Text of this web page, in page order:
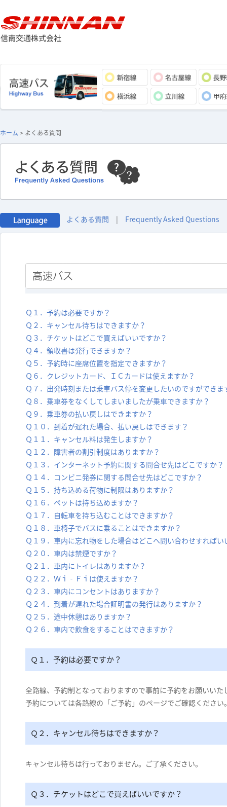
ホーム > よくある質問
よくある質問 | Frequently Asked Questions
Ｑ１．予約は必要ですか？
Ｑ２．キャンセル待ちはできますか？
Ｑ３．チケットはどこで買えばいいですか？
Ｑ４．領収書は発行できますか？
Ｑ５．予約時に座席位置を指定できますか？
Ｑ６．クレジットカード、ＩＣカードは使えますか？
Ｑ７．出発時刻または乗車バス停を変更したいのですができま
Ｑ８．乗車券をなくしてしまいましたが乗車できますか？
Ｑ９．乗車券の払い戻しはできますか？
Ｑ１０．到着が遅れた場合、払い戻しはできます？
Ｑ１１．キャンセル料は発生しますか？
Ｑ１２．障害者の割引制度はありますか？
Ｑ１３．インターネット予約に関する問合せ先はどこですか？
Ｑ１４．コンビニ発券に関する問合せ先はどこですか？
Ｑ１５．持ち込める荷物に制限はありますか？
Ｑ１６．ペットは持ち込めますか？
Ｑ１７．自転車を持ち込むことはできますか？
Ｑ１８．車椅子でバスに乗ることはできますか？
Ｑ１９．車内に忘れ物をした場合はどこへ問い合わせすればい
Ｑ２０．車内は禁煙ですか？
Ｑ２１．車内にトイレはありますか？
Ｑ２２．Ｗｉ‐Ｆｉは使えますか？
Ｑ２３．車内にコンセントはありますか？
Ｑ２４．到着が遅れた場合証明書の発行はありますか？
Ｑ２５．途中休憩はありますか？
Ｑ２６．車内で飲食をすることはできますか？
Ｑ１．予約は必要ですか？
全路線、予約制となっておりますので事前に予約をお願いいた
予約については各路線の「ご予約」のページでご確認ください
Ｑ２．キャンセル待ちはできますか？
キャンセル待ちは行っておりません。ご了承ください。
Ｑ３．チケットはどこで買えばいいですか？